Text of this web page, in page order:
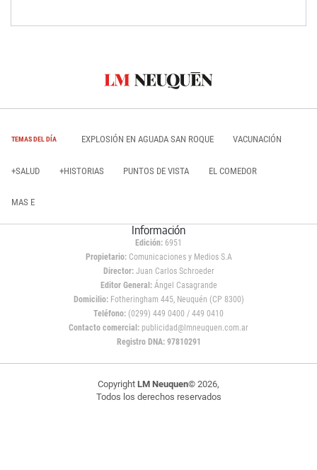
TEMAS DEL DÍA EXPLOSIÓN EN AGUADA SAN ROQUE VACUNACIÓN
+SALUD +HISTORIAS PUNTOS DE VISTA EL COMEDOR
MAS E
Información
Edición: 6951
Propietario:Comunicaciones y Medios S.A
Director: Juan Carlos Schroeder
Editor General:Ángel Casagrande
Domicilio:Fotheringham 445, Neuquén (CP 8300)
Teléfono: (0299) 449 0400 / 449 0410
Contacto comercial: publicidad@lmneuquen.com.ar
Registro DNA: 97810291
Copyright LM Neuquen© 2026,
Todos los derechos reservados